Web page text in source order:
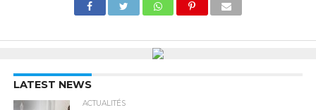
LATEST NEWS
ACTUALITÉS